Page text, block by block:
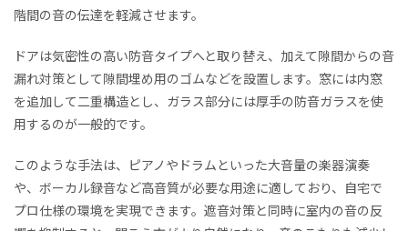
階間の音の伝達を軽減させます。
ドアは気密性の高い防音タイプへと取り替え、加えて隙間からの音
漏れ対策として隙間埋め用のゴムなどを設置します。窓には内窓
を追加して二重構造とし、ガラス部分には厚手の防音ガラスを使
用するのが一般的です。
このような手法は、ピアノやドラムといった大音量の楽器演奏
や、ボーカル録音など高音質が必要な用途に適しており、自宅で
プロ仕様の環境を実現できます。遮音対策と同時に室内の音の反